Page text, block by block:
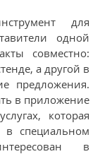
для
одной
совместно:
а другой в
предложения.
в приложение
которая
в специальном
в